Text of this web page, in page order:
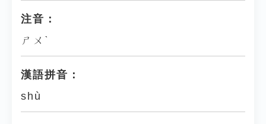
注音：
ㄕㄨˋ
漢語拼音：
shù